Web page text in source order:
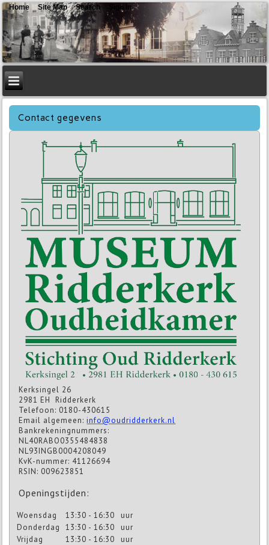
Contact gegevens
Kerksingel 26
2981 EH Ridderkerk
Telefoon: 0180-430615
Email algemeen:info@oudridderkerk.nl
Bankrekeningnummers:
NL40RABO0355484838
NL93INGB0004208049
KvK-nummer: 41126694
RSIN: 009623851
Openingstijden:
Woensdag 13:30 - 16:30
uur
Donderdag
13:30 - 16:30
uur
Vrijdag
13:30 - 16:30
uur
Home Site Map Search Sign In